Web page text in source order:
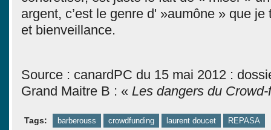
argent, c’est le genre d' »aumône » que
et bienveillance.
Source : canardPC du 15 mai 2012 :
Grand Maitre B : « Les dangers du
Tags: barberouss crowdfunding laurent doucet REPASA